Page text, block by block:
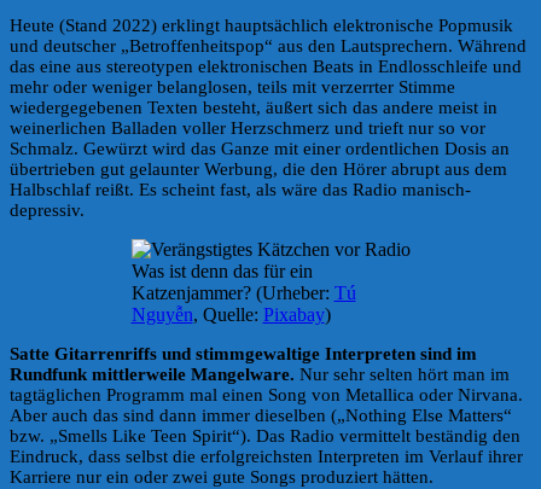
Heute (Stand 2022) erklingt hauptsächlich elektronische Popmusik
und deutscher „Betroffenheitspop“ aus den Lautsprechern. Während
das eine aus stereotypen elektronischen Beats in Endlosschleife und
mehr oder weniger belanglosen, teils mit verzerrter Stimme
wiedergegebenen Texten besteht, äußert sich das andere meist in
weinerlichen Balladen voller Herzschmerz und trieft nur so vor
Schmalz. Gewürzt wird das Ganze mit einer ordentlichen Dosis an
übertrieben gut gelaunter Werbung, die den Hörer abrupt aus dem
Halbschlaf reißt. Es scheint fast, als wäre das Radio manisch-
depressiv.
Was ist denn das für ein
Katzenjammer? (Urheber: Tú
Nguyễn, Quelle: Pixabay)
Satte Gitarrenriffs und stimmgewaltige Interpreten sind im
Rundfunk mittlerweile Mangelware. Nur sehr selten hört man im
tagtäglichen Programm mal einen Song von Metallica oder Nirvana.
Aber auch das sind dann immer dieselben („Nothing Else Matters“
bzw. „Smells Like Teen Spirit“). Das Radio vermittelt beständig den
Eindruck, dass selbst die erfolgreichsten Interpreten im Verlauf ihrer
Karriere nur ein oder zwei gute Songs produziert hätten.